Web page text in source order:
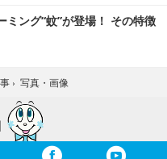
ミング“蚊”が登場！ その特徴
› 写真・画像